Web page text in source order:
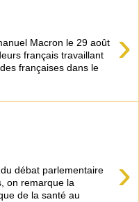
›
Macron le 29 août
français travaillant
françaises dans le
›
débat parlementaire
on remarque la
de la santé au